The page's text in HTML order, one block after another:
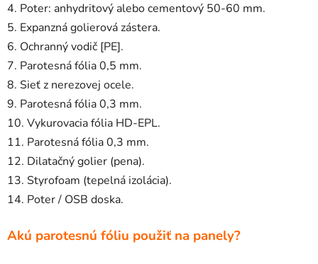
4. Poter: anhydritový alebo cementový 50-60 mm.
5. Expanzná golierová zástera.
6. Ochranný vodič [PE].
7. Parotesná fólia 0,5 mm.
8. Sieť z nerezovej ocele.
9. Parotesná fólia 0,3 mm.
10. Vykurovacia fólia HD-EPL.
11. Parotesná fólia 0,3 mm.
12. Dilatačný golier (pena).
13. Styrofoam (tepelná izolácia).
14. Poter / OSB doska.
Akú parotesnú fóliu použiť na panely?